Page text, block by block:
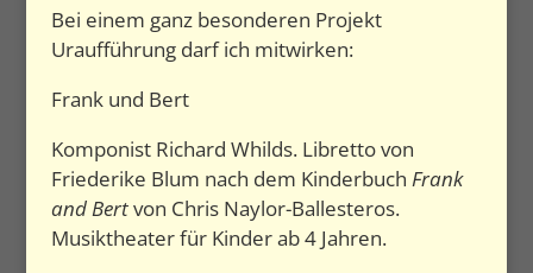
Bei einem ganz besonderen Projekt
Uraufführung darf ich mitwirken:
Frank und Bert
Komponist Richard Whilds. Libretto von
Friederike Blum nach dem Kinderbuch Frank
and Bertvon Chris Naylor-Ballesteros.
Musiktheater für Kinder ab 4 Jahren.